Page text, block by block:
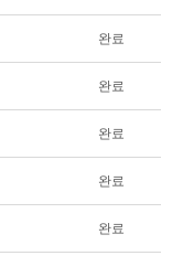
완료
완료
완료
완료
완료